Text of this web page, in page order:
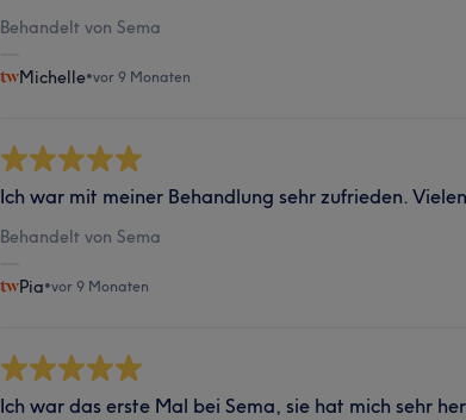
Behandelt von Sema
Michelle•vor 9 Monaten
Ich war mit meiner Behandlung sehr zufrieden.
Behandelt von Sema
Pia•vor 9 Monaten
Ich war das erste Mal bei Sema, sie hat mich sehr